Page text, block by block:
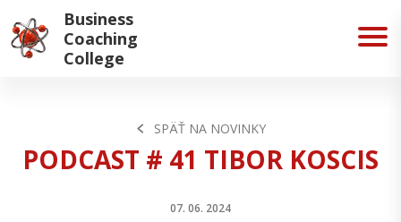
Business
Coaching
College
SPÄŤ NA NOVINKY
PODCAST # 41 TIBOR KOSCIS
07. 06. 2024